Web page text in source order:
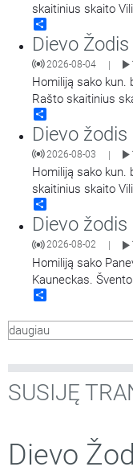
skaitinius skaito
Dievo Žodis
2026-08-04 |
Homiliją sako kun.
Rašto skaitinius
Dievo žodis
2026-08-03 |
Homiliją sako kun.
skaitinius skaito
Dievo žodis
2026-08-02
Homiliją sako
Kauneckas.
daugiau
SUSIJĘ
Dievo